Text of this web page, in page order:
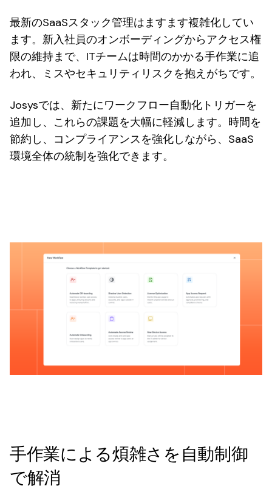
最新のSaaSスタック管理はますます複雑化してい
ます。新入社員のオンボーディングからアクセス権
限の維持まで、ITチームは時間のかかる手作業に追
われ、ミスやセキュリティリスクを抱えがちです。
Josysでは、新たにワークフロー自動化トリガーを
追加し、これらの課題を大幅に軽減します。時間を
節約し、コンプライアンスを強化しながら、SaaS
環境全体の統制を強化できます。
手作業による煩雑さを自動制御
で解消